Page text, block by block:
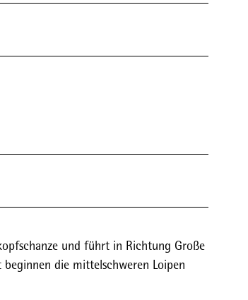
und führt in Richtung Große
die mittelschweren Loipen